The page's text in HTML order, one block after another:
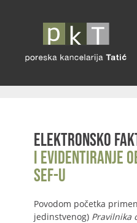
Elektronsko
i evidentiranje
SEF-u
Povodom početka
jedinstvenog) Pravilnika